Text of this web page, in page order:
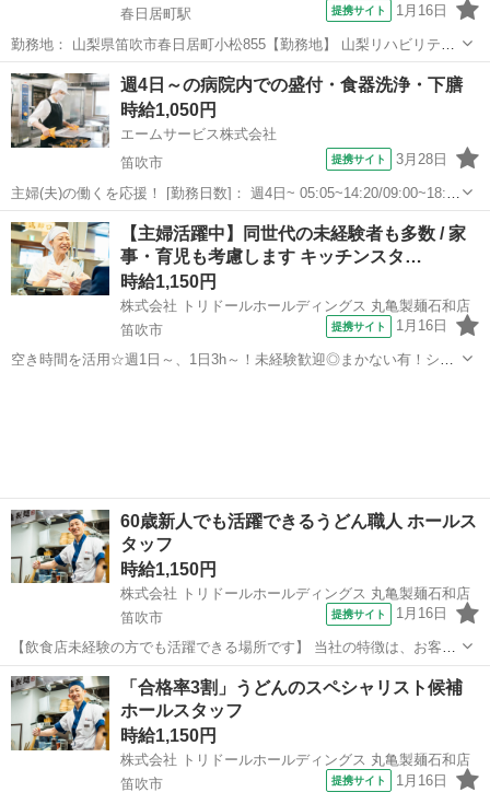
春日居町駅
提携サイト 1月16日
勤務地： 山梨県笛吹市春日居町小松855【勤務地】 山梨リハビリテー
ション病院-4180 山梨県笛吹市春日居町小松855 【アクセス】 春日
居町駅 徒歩19分 週勤務日時： 週4日~ 05:05〜10:50 雇用...
山梨 笛吹市 春日居町駅 キッチン
週4日～の病院内での盛付・食器洗浄・下膳
時給1,050円
エームサービス株式会社
笛吹市
提携サイト 3月28日
主婦(夫)の働くを応援！ [勤務日数]： 週4日~ 05:05~14:20/09:00~18:00
[勤務地・最寄駅]： 山梨県笛吹市春日居町小松855 山梨リハビリテー
ション病院-4180 ＜エームサービス株式会社＞...
山梨 笛吹市 その他
【主婦活躍中】同世代の未経験者も多数 / 家
事・育児も考慮します キッチンスタ…
時給1,150円
株式会社 トリドールホールディングス 丸亀製麺石和店
笛吹市
提携サイト 1月16日
空き時間を活用☆週1日～、1日3h～！未経験歓迎◎まかない有！シフ
60歳新人でも活躍できるうどん職人 ホールス
タッフ
時給1,150円
株式会社 トリドールホールディングス 丸亀製麺石和店
笛吹市
提携サイト 1月16日
【飲食店未経験の方でも活躍できる場所です】 当社の特徴は、お客さ
まとして食べに来てくれた方が働いてくれることが多い ところにある
かもしれません。 飲食業の経験がない方からのご応募も多く、 「自分
と同年代の人がイキイキ仕事を...
山梨 笛吹市 レストラン
「合格率3割」うどんのスペシャリスト候補
ホールスタッフ
時給1,150円
株式会社 トリドールホールディングス 丸亀製麺石和店
笛吹市
提携サイト 1月16日